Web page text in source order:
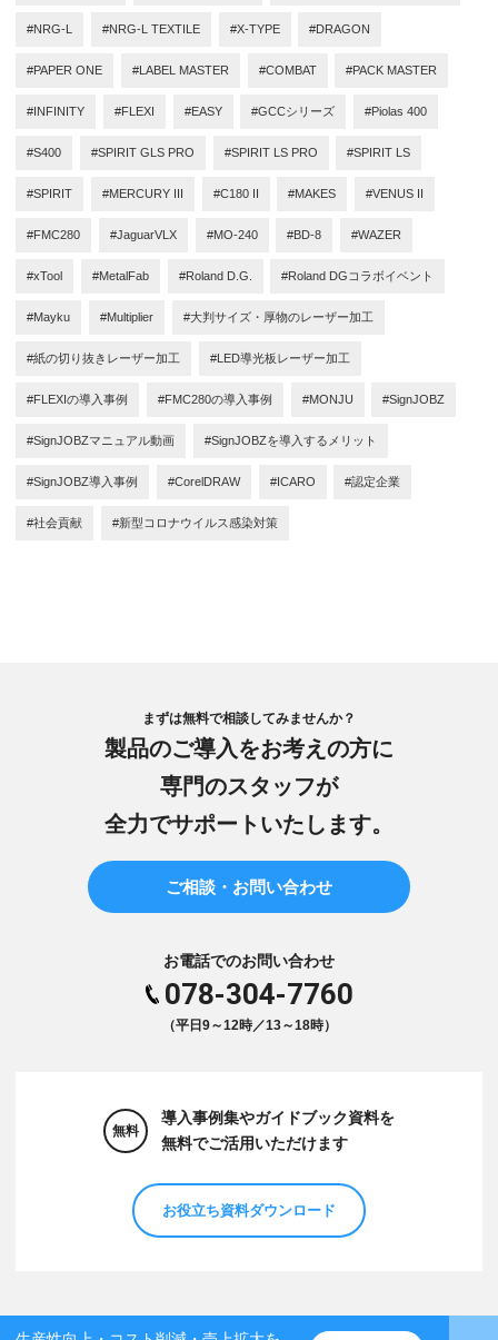
#NRG-L #NRG-L TEXTILE #X-TYPE #DRAGON
#PAPER ONE #LABEL MASTER #COMBAT #PACK MASTER
#INFINITY #FLEXI #EASY #GCCシリーズ #Piolas 400
#S400 #SPIRIT GLS PRO #SPIRIT LS PRO #SPIRIT LS
#SPIRIT #MERCURY III #C180 II #MAKES #VENUS II
#FMC280 #JaguarVLX #MO-240 #BD-8 #WAZER
#xTool #MetalFab #Roland D.G. #Roland DGコラボイベント
#Mayku #Multiplier #大判サイズ・厚物のレーザー加工
#紙の切り抜きレーザー加工 #LED導光板レーザー加工
#FLEXIの導入事例 #FMC280の導入事例 #MONJU #SignJOBZ
#SignJOBZマニュアル動画 #SignJOBZを導入するメリット
#SignJOBZ導入事例 #CorelDRAW #ICARO #認定企業
#社会貢献 #新型コロナウイルス感染対策
まずは無料で相談してみませんか？
製品のご導入をお考えの方に
専門のスタッフが
全力でサポートいたします。
ご相談・お問い合わせ
お電話でのお問い合わせ
078-304-7760
（平日9～12時／13～18時）
無料
導入事例集やガイドブック資料を
無料でご活用いただけます
お役立ち資料ダウンロード